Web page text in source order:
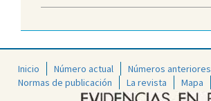
Inicio Número actual
Números anteriores
Normas de publicación
La revista Mapa